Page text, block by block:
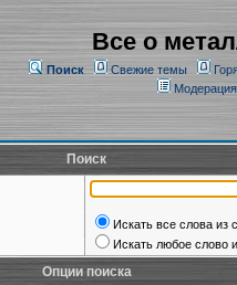
Все о
Поиск Свежие темы
Модерация
Поиск
Искать все слова из
Искать любое слово
Опции поиска